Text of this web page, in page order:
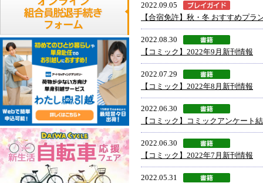
2022.09.05
【合宿免許】秋・冬 おすすめプラ
2022.08.30
【コミック】2022年9月新刊情報
2022.07.29
【コミック】2022年8月新刊情報
2022.06.30
【コミック】コミックアンケート
2022.06.30
【コミック】2022年7月新刊情報
2022.05.31